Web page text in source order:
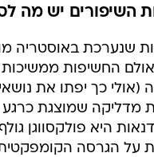
שנערכת באוסטריה
החשיפות ממשיכות
כך יפתו את נושאי
מדליקה שמוצגת כרגע
על הגרסה